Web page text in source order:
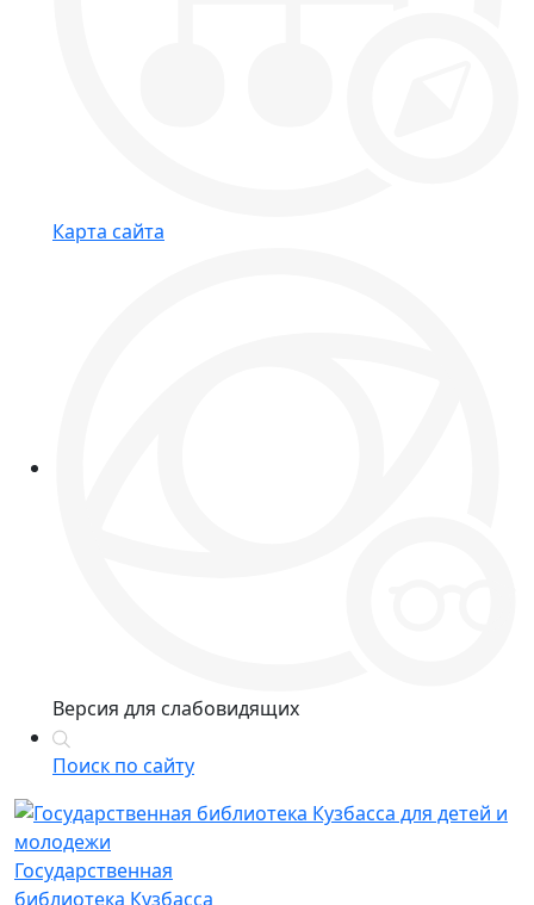
Карта сайта
Версия для слабовидящих
Поиск по сайту
Государственная
библиотека Кузбасса